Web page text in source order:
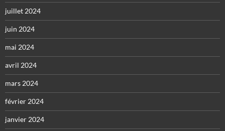
juillet 2024
juin 2024
mai 2024
avril 2024
mars 2024
février 2024
janvier 2024